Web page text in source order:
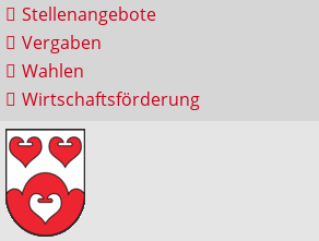
Stellenangebote
Vergaben
Wahlen
Wirtschaftsförderung